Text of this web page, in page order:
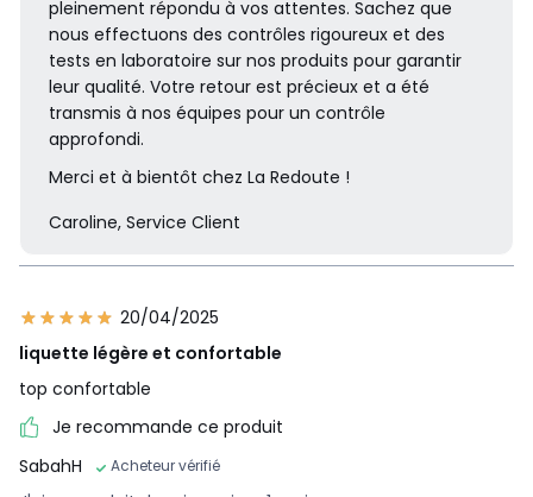
pleinement répondu à vos attentes. Sachez que
nous effectuons des contrôles rigoureux et des
tests en laboratoire sur nos produits pour garantir
leur qualité. Votre retour est précieux et a été
transmis à nos équipes pour un contrôle
approfondi.
Merci et à bientôt chez La Redoute !
Caroline, Service Client
20/04/2025
liquette légère et confortable
top confortable
Je recommande ce produit
SabahH
Acheteur vérifié